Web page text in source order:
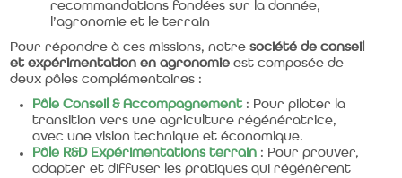
recommandations fondées sur la donnée,
l’agronomie et le terrain
Pour répondre à ces missions, notre société de conseil
et expérimentation en agronomie est composée de
deux pôles complémentaires :
Pôle Conseil & Accompagnement: Pour piloter la
transition vers une agriculture régénératrice,
avec une vision technique et économique.
Pôle R&D Expérimentations terrain : Pour prouver,
adapter et diffuser les pratiques qui régénèrent